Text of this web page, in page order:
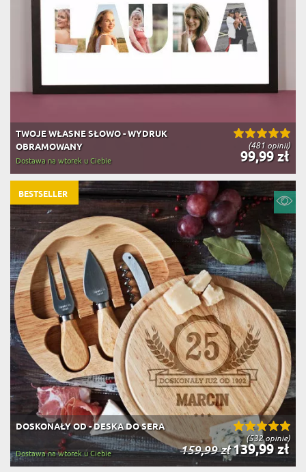
(481 opinii)
TWOJE WŁASNE SŁOWO - WYDRUK
OBRAMOWANY
99,99 zł
Dostawa na wtorek u Ciebie
(532 opinie)
DOSKONAŁY OD - DESKA DO SERA
159,99 zł139,99 zł
Dostawa na wtorek u Ciebie
BESTSELLER